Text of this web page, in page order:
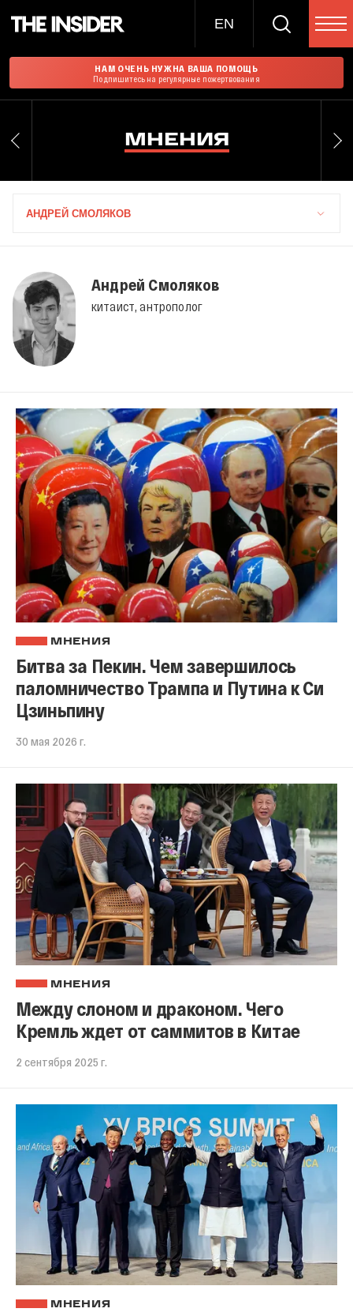
EN
НАМ ОЧЕНЬ НУЖНА ВАША ПОМОЩЬ
Подпишитесь на регулярные пожертвования
МНЕНИЯ
АНДРЕЙ СМОЛЯКОВ
Андрей Смоляков
китаист, антрополог
МНЕНИЯ
Битва за Пекин. Чем завершилось
паломничество Трампа и Путина к Си
Цзиньпину
30 мая 2026 г.
МНЕНИЯ
Между слоном и драконом. Чего
Кремль ждет от саммитов в Китае
2 сентября 2025 г.
МНЕНИЯ